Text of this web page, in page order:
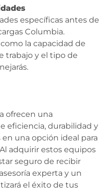
específicas antes de
Columbia.
la capacidad de
trabajo y el tipo de
ofrecen una
eficiencia, durabilidad y
una opción ideal para
adquirir estos equipos
seguro de recibir
experta y un
el éxito de tus